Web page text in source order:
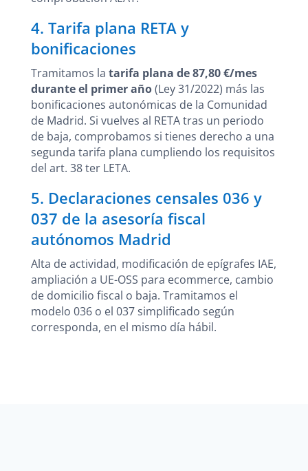
4. Tarifa plana RETA y
bonificaciones
Tramitamos la tarifa plana de 87,80 €/mes
durante el primer año(Ley 31/2022) más las
bonificaciones autonómicas de la Comunidad
de Madrid. Si vuelves al RETA tras un periodo
de baja, comprobamos si tienes derecho a una
segunda tarifa plana cumpliendo los requisitos
del art. 38 ter LETA.
5. Declaraciones censales 036 y
037 de la asesoría fiscal
autónomos Madrid
Alta de actividad, modificación de epígrafes IAE,
ampliación a UE-OSS para ecommerce, cambio
de domicilio fiscal o baja. Tramitamos el
modelo 036 o el 037 simplificado según
corresponda, en el mismo día hábil.